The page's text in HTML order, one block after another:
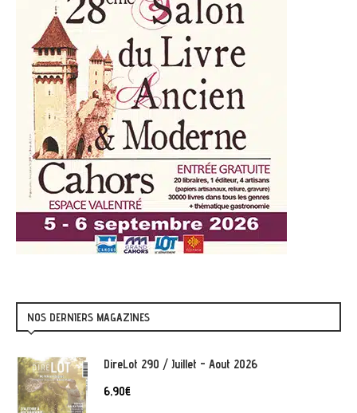
NOS DERNIERS MAGAZINES
DireLot 290 / Juillet - Aout 2026
6,90€